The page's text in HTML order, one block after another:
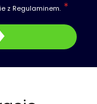
z Regulaminem.